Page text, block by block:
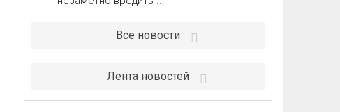
Все новости
Лента новостей